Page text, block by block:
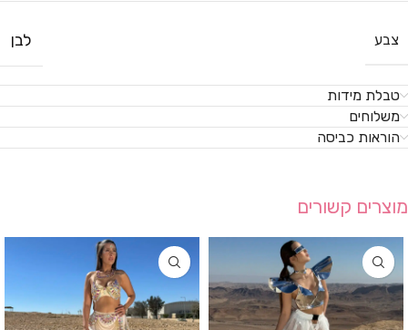
צבע לבן
טבלת מידות
משלוחים
הוראות כביסה
מוצרים קשורים